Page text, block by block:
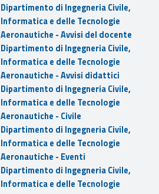
Dipartimento di Ingegneria Civile,
Informatica e delle Tecnologie
Aeronautiche - Avvisi del docente
Dipartimento di Ingegneria Civile,
Informatica e delle Tecnologie
Aeronautiche - Avvisi didattici
Dipartimento di Ingegneria Civile,
Informatica e delle Tecnologie
Aeronautiche - Civile
Dipartimento di Ingegneria Civile,
Informatica e delle Tecnologie
Aeronautiche - Eventi
Dipartimento di Ingegneria Civile,
Informatica e delle Tecnologie